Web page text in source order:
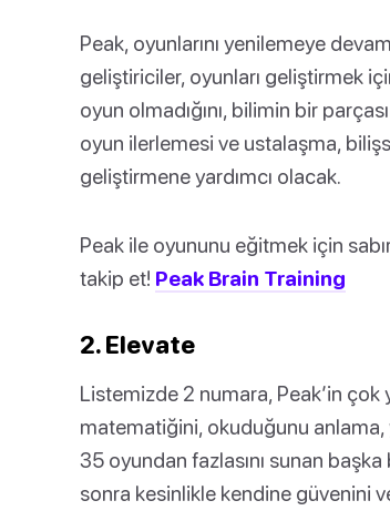
Peak, oyunlarını yenilemeye
geliştiriciler, oyunları geliştirmek
oyun olmadığını, bilimin bir
oyun ilerlemesi ve ustalaşma,
geliştirmene yardımcı olacak.
Peak ile oyununu eğitmek için
takip et! Peak Brain Training
2. Elevate
Listemizde 2 numara, Peak’in çok
matematiğini, okuduğunu
35 oyundan fazlasını sunan
sonra kesinlikle kendine güvenini